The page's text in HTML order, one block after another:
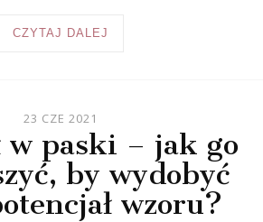
CZYTAJ DALEJ
23 CZE 2021
w paski – jak go
by wydobyć
wzoru?